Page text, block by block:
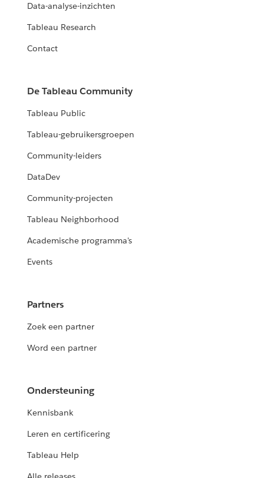
Data-analyse-inzichten
Tableau Research
Contact
De Tableau Community
Tableau Public
Tableau-gebruikersgroepen
Community-leiders
DataDev
Community-projecten
Tableau Neighborhood
Academische programma's
Events
Partners
Zoek een partner
Word een partner
Ondersteuning
Kennisbank
Leren en certificering
Tableau Help